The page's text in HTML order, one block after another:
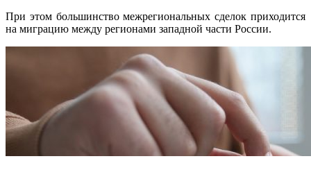
При этом большинство межрегиональных сделок приходится
на миграцию между регионами западной части России.